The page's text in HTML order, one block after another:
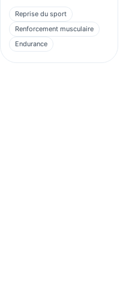
Reprise du sport
Renforcement musculaire
Endurance